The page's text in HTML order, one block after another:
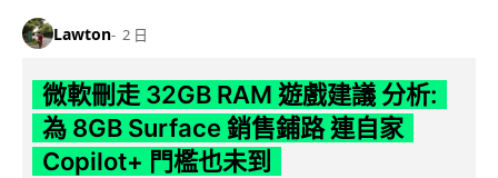
Lawton 2 日
微軟刪走 32GB RAM 遊戲建議 分析:
為 8GB Surface 銷售鋪路 連自家
Copilot+ 門檻也未到